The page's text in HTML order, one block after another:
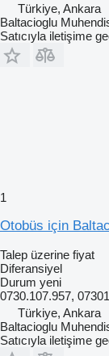
Türkiye, Ankara
Baltacioglu
Satıcıyla iletişime
1
Otobüs için
Talep üzerine fiyat
Diferansiyel
Durum yeni
0730.107.957,
Türkiye, Ankara
Baltacioglu
Satıcıyla iletişime